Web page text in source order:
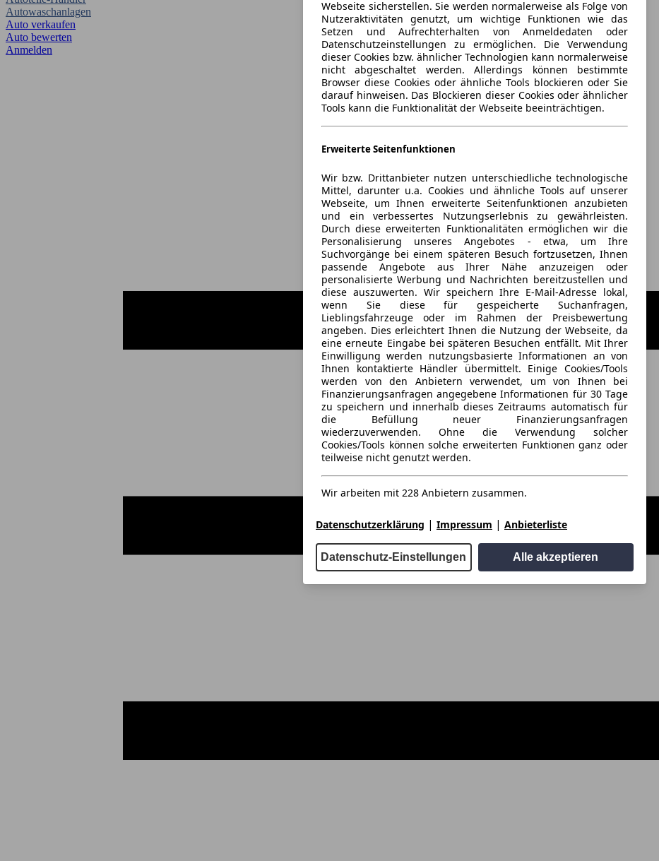
Autowaschanlagen
Auto verkaufen
Auto bewerten
Anmelden
Webseite sicherstellen. Sie werden normalerweise als Folge von
Nutzeraktivitäten genutzt, um wichtige Funktionen wie das
Setzen und Aufrechterhalten von Anmeldedaten oder
Datenschutzeinstellungen zu ermöglichen. Die Verwendung
dieser Cookies bzw. ähnlicher Technologien kann normalerweise
nicht abgeschaltet werden. Allerdings können bestimmte
Browser diese Cookies oder ähnliche Tools blockieren oder Sie
darauf hinweisen. Das Blockieren dieser Cookies oder ähnlicher
Tools kann die Funktionalität der Webseite beeinträchtigen.
Erweiterte Seitenfunktionen
Wir bzw. Drittanbieter nutzen unterschiedliche technologische
Mittel, darunter u.a. Cookies und ähnliche Tools auf unserer
Webseite, um Ihnen erweiterte Seitenfunktionen anzubieten
und ein verbessertes Nutzungserlebnis zu gewährleisten.
Durch diese erweiterten Funktionalitäten ermöglichen wir die
Personalisierung unseres Angebotes - etwa, um Ihre
Suchvorgänge bei einem späteren Besuch fortzusetzen, Ihnen
passende Angebote aus Ihrer Nähe anzuzeigen oder
personalisierte Werbung und Nachrichten bereitzustellen und
diese auszuwerten. Wir speichern Ihre E-Mail-Adresse lokal,
wenn Sie diese für gespeicherte Suchanfragen,
Lieblingsfahrzeuge oder im Rahmen der Preisbewertung
angeben. Dies erleichtert Ihnen die Nutzung der Webseite, da
eine erneute Eingabe bei späteren Besuchen entfällt. Mit Ihrer
Einwilligung werden nutzungsbasierte Informationen an von
Ihnen kontaktierte Händler übermittelt. Einige Cookies/Tools
werden von den Anbietern verwendet, um von Ihnen bei
Finanzierungsanfragen angegebene Informationen für 30 Tage
zu speichern und innerhalb dieses Zeitraums automatisch für
die Befüllung neuer Finanzierungsanfragen
wiederzuverwenden. Ohne die Verwendung solcher
Cookies/Tools können solche erweiterten Funktionen ganz oder
teilweise nicht genutzt werden.
Wir arbeiten mit 228 Anbietern zusammen.
Datenschutzerklärung | Impressum | Anbieterliste
Datenschutz-Einstellungen Alle akzeptieren